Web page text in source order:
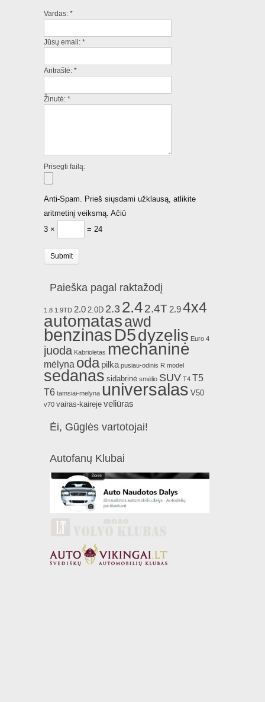
Vardas: *
Jūsų email: *
Antraštė: *
Žinutė: *
Prisegti failą:
Anti-Spam. Prieš siųsdami užklausą, atlikite
aritmetinį veiksmą. Ačiū
3 ×
= 24
Paieška pagal raktažodį
1.8 1.9TD 2.0 2.0D 2.3 2.42.4T 2.94x4
automatasawd
benzinasD5dyzelis Euro 4
juoda Kabrioletas mechaninė
mėlyna oda pilka pusiau-odinis R model
sedanas sidabrinė smėlio SUV T4 T5
T6 tamsiai-melyna universalas V50
v70 vairas-kaireje veliūras
Ėi, Gūglės vartotojai!
Autofanų Klubai